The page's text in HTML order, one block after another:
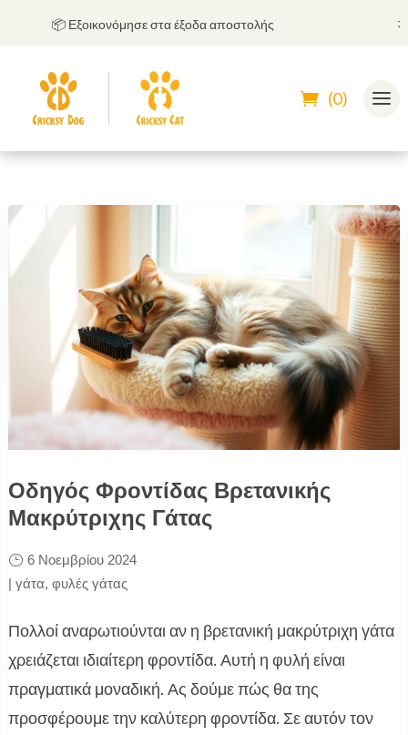
📦 Εξοικονόμησε στα έξοδα αποστολής
(0)
Οδηγός Φροντίδας Βρετανικής
Μακρύτριχης Γάτας
6 Νοεμβρίου 2024
| γάτα, φυλές γάτας
Πολλοί αναρωτιούνται αν η βρετανική μακρύτριχη γάτα
χρειάζεται ιδιαίτερη φροντίδα. Αυτή η φυλή είναι
πραγματικά μοναδική. Ας δούμε πώς θα της
προσφέρουμε την καλύτερη φροντίδα. Σε αυτόν τον